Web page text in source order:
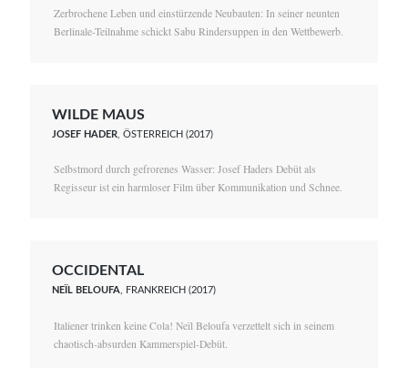
Zerbrochene Leben und einstürzende Neubauten: In seiner neunten
Berlinale-Teilnahme schickt Sabu Rindersuppen in den Wettbewerb.
WILDE MAUS
JOSEF HADER , ÖSTERREICH (2017)
Selbstmord durch gefrorenes Wasser: Josef Haders Debüt als
Regisseur ist ein harmloser Film über Kommunikation und Schnee.
OCCIDENTAL
NEÏL BELOUFA, FRANKREICH (2017)
Italiener trinken keine Cola! Neïl Beloufa verzettelt sich in seinem
chaotisch-absurden Kammerspiel-Debüt.